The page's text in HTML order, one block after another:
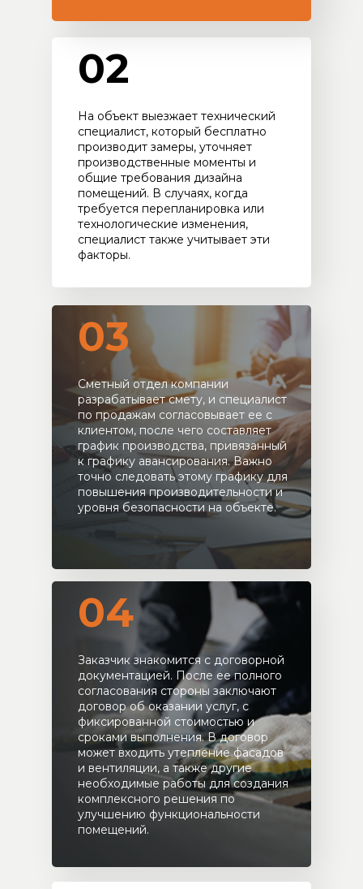
На объект выезжает технический
специалист, который бесплатно
производит замеры, уточняет
производственные моменты и
общие требования дизайна
помещений. В случаях, когда
требуется перепланировка или
технологические изменения,
специалист также учитывает эти
факторы.
Сметный отдел компании
разрабатывает смету, и специалист
по продажам согласовывает ее с
клиентом, после чего составляет
график производства, привязанный
к графику авансирования. Важно
точно следовать этому графику для
повышения производительности и
уровня безопасности на объекте.
02
03
Заказчик знакомится с договорной
документацией. После ее полного
согласования стороны заключают
договор об оказании услуг, с
фиксированной стоимостью и
сроками выполнения. В договор
может входить утепление фасадов
и вентиляции, а также другие
необходимые работы для создания
комплексного решения по
улучшению функциональности
помещений.
04